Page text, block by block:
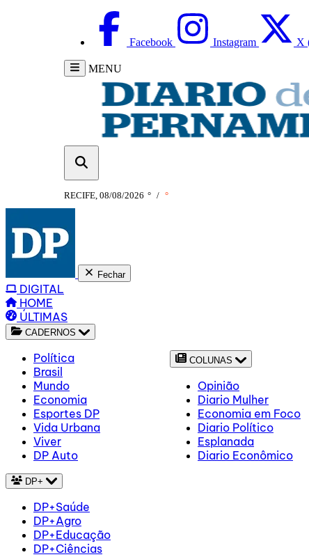
Facebook Instagram X
MENU
RECIFE, 08/08/2026 ° / °
Fechar
DIGITAL
HOME
ÚLTIMAS
CADERNOS
Política
Brasil
Mundo
Economia
Esportes DP
Vida Urbana
Viver
DP Auto
COLUNAS
Opinião
Diario Mulher
Economia em Foco
Diario Político
Esplanada
Diario Econômico
DP+
DP+Saúde
DP+Agro
DP+Educação
DP+Ciências